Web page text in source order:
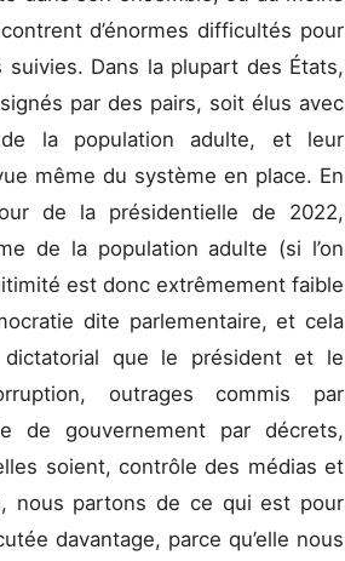
d’énormes difficultés pour
Dans la plupart des États,
par des pairs, soit élus avec
la population adulte, et leur
même du système en place. En
de la présidentielle de 2022,
de la population adulte (si l’on
est donc extrêmement faible
dite parlementaire, et cela
que le président et le
outrages commis par
de gouvernement par décrets,
soient, contrôle des médias et
nous partons de ce qui est pour
davantage, parce qu’elle nous